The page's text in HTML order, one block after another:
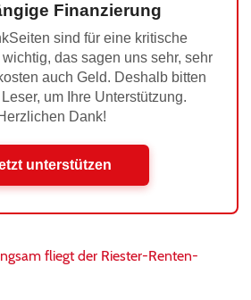
Finanzierung
sind für eine kritische
das sagen uns sehr, sehr
auch Geld. Deshalb bitten
um Ihre Unterstützung.
Dank!
unterstützen
fliegt der Riester-Renten-